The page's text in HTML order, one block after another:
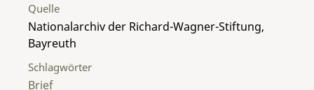
Quelle
Nationalarchiv der Richard-Wagner-Stiftung,
Bayreuth
Schlagwörter
Brief